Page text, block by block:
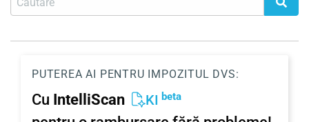
PUTEREA AI PENTRU IMPOZITUL DVS:
Cu IntelliScan KI beta